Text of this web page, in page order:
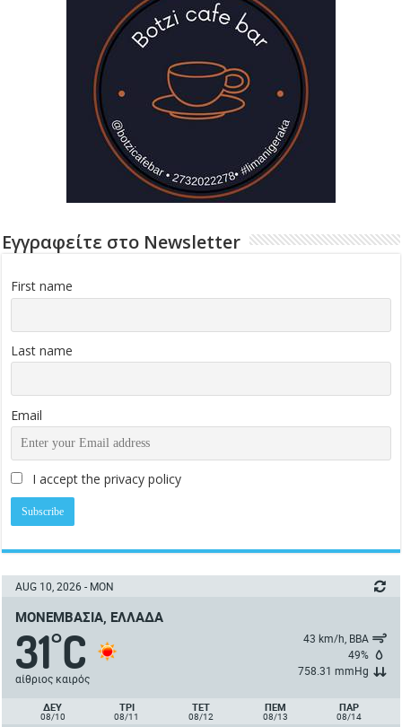
Εγγραφείτε στο Newsletter
First name
Last name
Email
I accept the privacy policy
AUG 10, 2026 - MON
ΜΟΝΕΜΒΑΣΙΆ, ΕΛΛΆΔΑ
31°C
αίθριος καιρός
43 km/h, ΒΒΑ
49%
758.31 mmHg
ΔΕΥ
08/10
ΤΡΙ
08/11
ΤΕΤ
08/12
ΠΈΜ
08/13
ΠΑΡ
08/14